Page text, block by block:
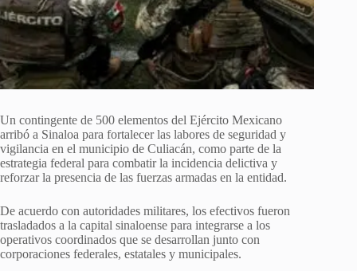
Un contingente de 500 elementos del Ejército Mexicano
arribó a Sinaloa para fortalecer las labores de seguridad y
vigilancia en el municipio de Culiacán, como parte de la
estrategia federal para combatir la incidencia delictiva y
reforzar la presencia de las fuerzas armadas en la entidad.
De acuerdo con autoridades militares, los efectivos fueron
trasladados a la capital sinaloense para integrarse a los
operativos coordinados que se desarrollan junto con
corporaciones federales, estatales y municipales.